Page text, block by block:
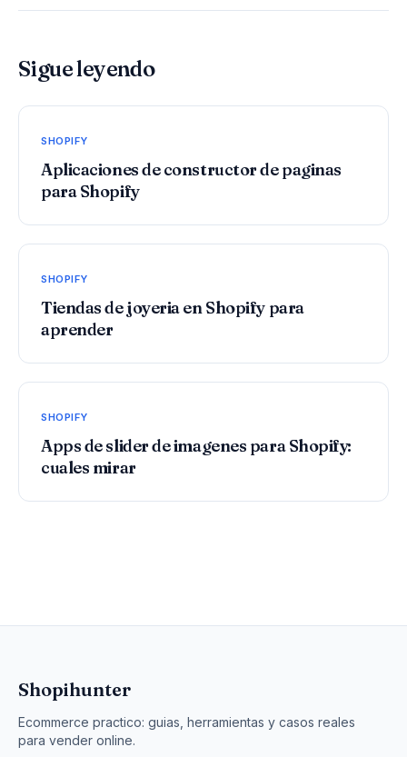
Sigue leyendo
SHOPIFY
Aplicaciones de constructor de paginas
para Shopify
SHOPIFY
Tiendas de joyeria en Shopify para
aprender
SHOPIFY
Apps de slider de imagenes para Shopify:
cuales mirar
Shopihunter
Ecommerce practico: guias, herramientas y casos reales
para vender online.